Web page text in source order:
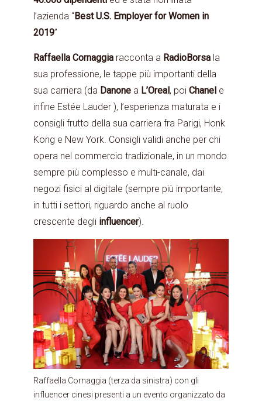
l’azienda “Best U.S. Employer for Women in
2019”
Raffaella Cornaggia racconta a RadioBorsa la
sua professione, le tappe più importanti della
sua carriera (da Danone a L’Oreal, poi Chanel e
infine Estée Lauder ), l’esperienza maturata e i
consigli frutto della sua carriera fra Parigi, Honk
Kong e New York. Consigli validi anche per chi
opera nel commercio tradizionale, in un mondo
sempre più complesso e multi-canale, dai
negozi fisici al digitale (sempre più importante,
in tutti i settori, riguardo anche al ruolo
crescente degli influencer).
Raffaella Cornaggia (terza da sinistra) con gli
influencer cinesi presenti a un evento organizzato da